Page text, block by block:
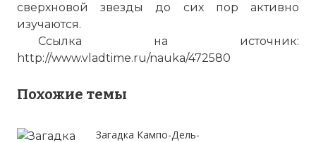
сверхновой звезды до сих пор активно
изучаются.
Ссылка на источник:
http://www.vladtime.ru/nauka/472580
Похожие темы
Загадка Кампо-Дель-